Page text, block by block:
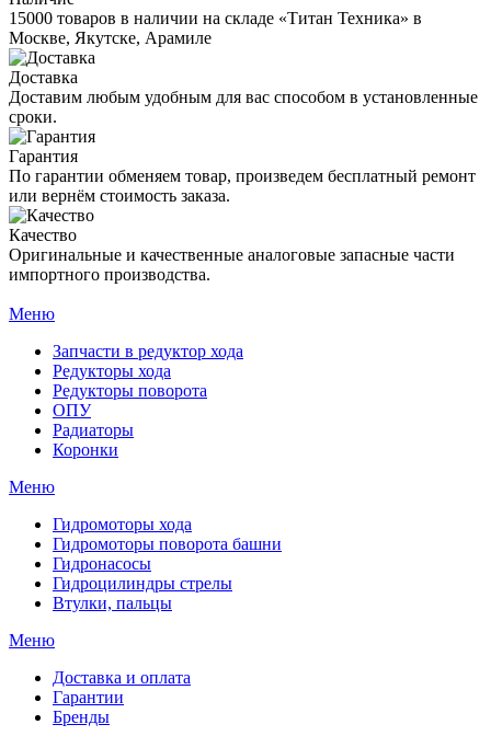
15000 товаров в наличии на складе «Титан Техника» в
Москве, Якутске, Арамиле
Доставка
Доставим любым удобным для вас способом в установленные
сроки.
Гарантия
По гарантии обменяем товар, произведем бесплатный ремонт
или вернём стоимость заказа.
Качество
Оригинальные и качественные аналоговые запасные части
импортного производства.
Меню
Запчасти в редуктор хода
Редукторы хода
Редукторы поворота
ОПУ
Радиаторы
Коронки
Меню
Гидромоторы хода
Гидромоторы поворота башни
Гидронасосы
Гидроцилиндры стрелы
Втулки, пальцы
Меню
Доставка и оплата
Гарантии
Бренды